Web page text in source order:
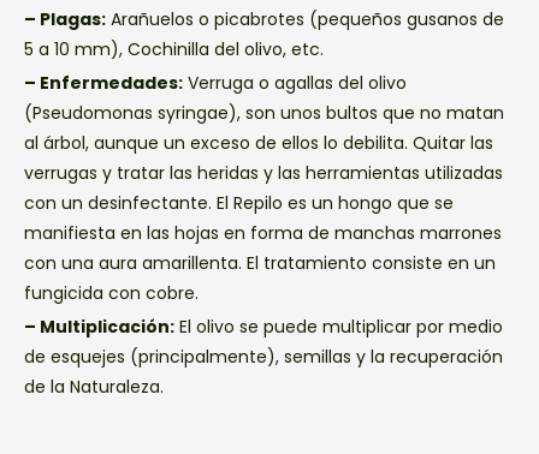
– Plagas: Arañuelos o picabrotes (pequeños gusanos de
5 a 10 mm), Cochinilla del olivo, etc.
– Enfermedades: Verruga o agallas del olivo
(Pseudomonas syringae), son unos bultos que no matan
al árbol, aunque un exceso de ellos lo debilita. Quitar las
verrugas y tratar las heridas y las herramientas utilizadas
con un desinfectante. El Repilo es un hongo que se
manifiesta en las hojas en forma de manchas marrones
con una aura amarillenta. El tratamiento consiste en un
fungicida con cobre.
– Multiplicación: El olivo se puede multiplicar por medio
de esquejes (principalmente), semillas y la recuperación
de la Naturaleza.